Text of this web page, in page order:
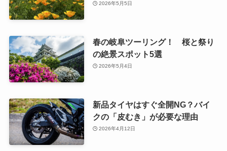
2026年5月5日
春の岐阜ツーリング！ 桜と祭り
の絶景スポット5選
2026年5月4日
新品タイヤはすぐ全開NG？バイ
クの「皮むき」が必要な理由
2026年4月12日